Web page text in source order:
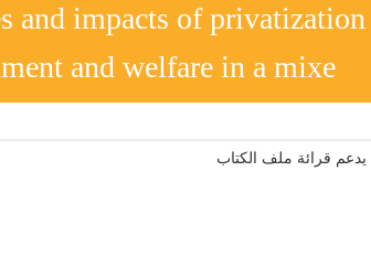
and impacts of privatization
and welfare in a mixe
يدعم قرائة ملف الكتاب